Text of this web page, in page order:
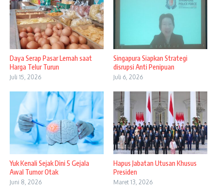
Daya Serap Pasar Lemah saat
Harga Telur Turun
Juli 15, 2026
Singapura Siapkan Strategi
disrupsi Anti Penipuan
Juli 6, 2026
Yuk Kenali Sejak Dini 5 Gejala
Awal Tumor Otak
Juni 8, 2026
Hapus Jabatan Utusan Khusus
Presiden
Maret 13, 2026